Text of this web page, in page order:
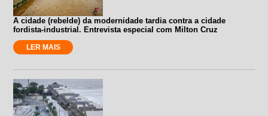
A cidade (rebelde) da modernidade tardia contra a cidade
fordista-industrial. Entrevista especial com Milton Cruz
LER MAIS